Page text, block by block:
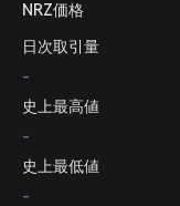
NRZ価格
日次取引量
-
史上最高値
-
史上最低値
-